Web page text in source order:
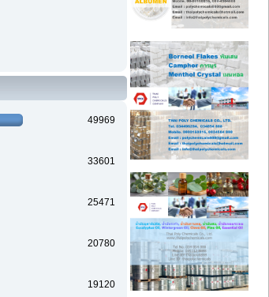
49969
33601
25471
20780
19120